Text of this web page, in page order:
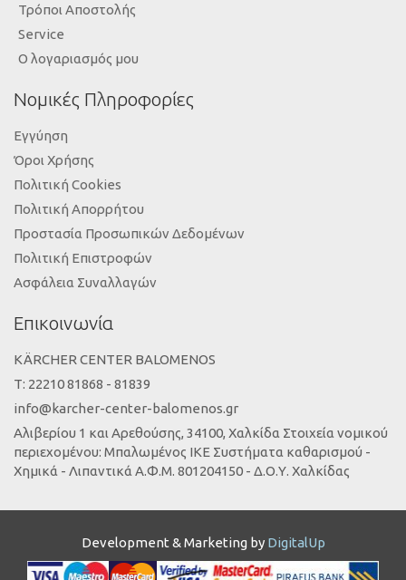
Τρόποι Αποστολής
Service
Ο λογαριασμός μου
Νομικές Πληροφορίες
Εγγύηση
Όροι Χρήσης
Πολιτική Cookies
Πολιτική Απορρήτου
Προστασία Προσωπικών Δεδομένων
Πολιτική Επιστροφών
Ασφάλεια Συναλλαγών
Επικοινωνία
KÄRCHER CENTER BALOMENOS
Τ: 22210 81868 - 81839
info@karcher-center-balomenos.gr
Αλιβερίου 1 και Αρεθούσης, 34100, Χαλκίδα Στοιχεία νομικού
περιεχομένου: Μπαλωμένος ΙΚΕ Συστήματα καθαρισμού -
Χημικά - Λιπαντικά Α.Φ.Μ. 801204150 - Δ.Ο.Υ. Χαλκίδας
Development & Marketing by DigitalUp